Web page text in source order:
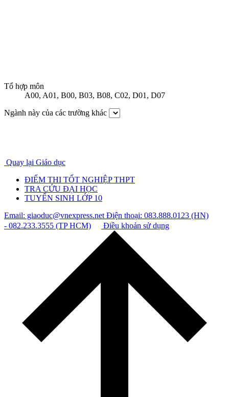
Tổ hợp môn
A00, A01, B00, B03, B08, C02, D01, D07
Ngành này của các trường khác
Quay lại Giáo dục
ĐIỂM THI TỐT NGHIỆP THPT
TRA CỨU ĐẠI HỌC
TUYỂN SINH LỚP 10
Email: giaoduc@vnexpress.netĐiện thoại: 083.888.0123 (HN)
- 082.233.3555 (TP HCM)
Điều khoản sử dụng